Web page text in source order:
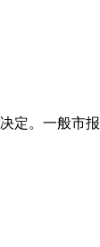
定。一般市